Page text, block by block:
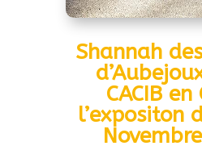
Shannah
CACIB en
l’expositon